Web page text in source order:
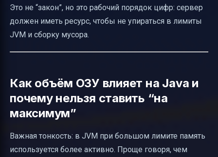
Это не “закон”, но это рабочий порядок цифр: сервер
должен иметь ресурс, чтобы не упираться в лимиты
JVM и сборку мусора.
Как объём ОЗУ влияет на Java и
почему нельзя ставить “на
максимум”
Важная тонкость: в JVM при большом лимите память
используется более активно. Проще говоря, чем